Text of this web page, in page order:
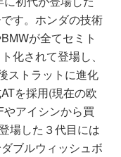
す。ホンダの技術
が全てセミト
化されて登場し、
ストラットに進化
を採用(現在の欧
アイシンから買
場した３代目には
ブルウィッシュボ